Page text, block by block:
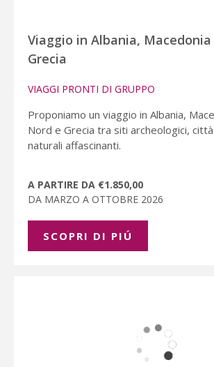
Viaggio in Albania,
Grecia
VIAGGI PRONTI DI GRUPPO
Proponiamo un viaggio in Albania,
Nord e Grecia tra siti archeologici,
naturali affascinanti.
A PARTIRE DA €1.850,00
DA MARZO A OTTOBRE 2026
SCOPRI DI PIÚ